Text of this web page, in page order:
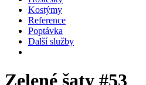
Kostýmy
Reference
Poptávka
Další služby
Zelené šaty #53